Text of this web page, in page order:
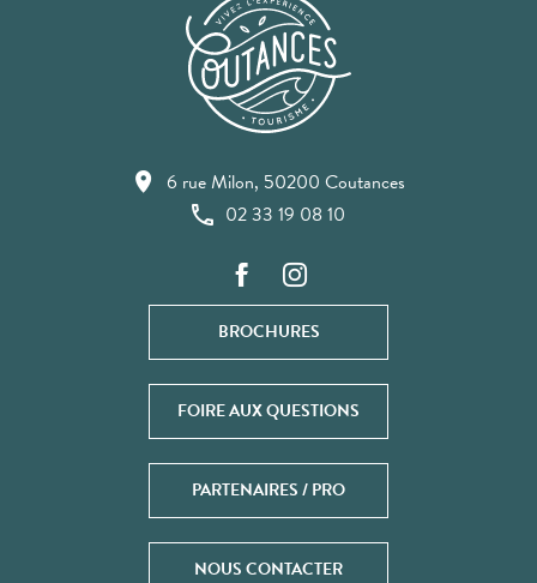
6 rue Milon, 50200 Coutances
02 33 19 08 10
BROCHURES
FOIRE AUX QUESTIONS
PARTENAIRES / PRO
NOUS CONTACTER